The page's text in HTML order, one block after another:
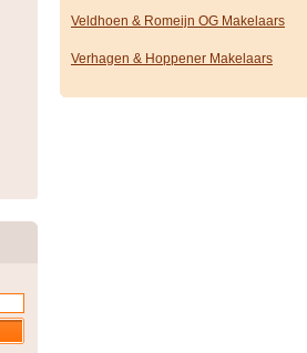
Veldhoen & Romeijn OG Makelaars
Verhagen & Hoppener Makelaars